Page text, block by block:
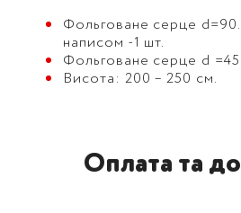
Фольговане серце d=90.
написом -1 шт.
Фольговане серце d =45
Висота: 200 – 250 см.
Оплата та